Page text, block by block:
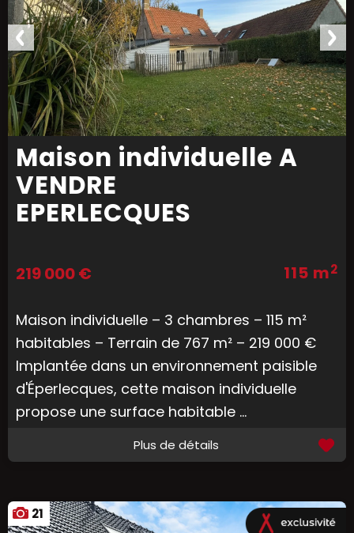
Maison individuelle A
VENDRE
EPERLECQUES
115 m2
219 000 €
Maison individuelle – 3 chambres – 115 m²
habitables – Terrain de 767 m² – 219 000 €
Implantée dans un environnement paisible
d'Éperlecques, cette maison individuelle
propose une surface habitable ...
Plus de détails
21